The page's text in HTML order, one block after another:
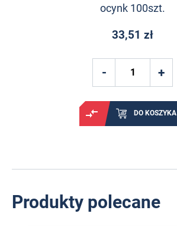
ocynk 100szt.
33,51 zł
DO KOSZYKA
Produkty polecane